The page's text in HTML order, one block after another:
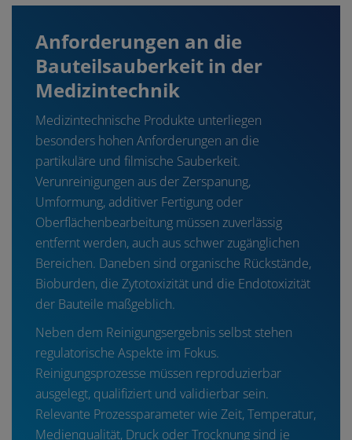
Anforderungen an die
Bauteilsauberkeit in der
Medizintechnik
Medizintechnische Produkte unterliegen
besonders hohen Anforderungen an die
partikuläre und filmische Sauberkeit.
Verunreinigungen aus der Zerspanung,
Umformung, additiver Fertigung oder
Oberflächenbearbeitung müssen zuverlässig
entfernt werden, auch aus schwer zugänglichen
Bereichen. Daneben sind organische Rückstände,
Bioburden, die Zytotoxizität und die Endotoxizität
der Bauteile maßgeblich.
Neben dem Reinigungsergebnis selbst stehen
regulatorische Aspekte im Fokus.
Reinigungsprozesse müssen reproduzierbar
ausgelegt, qualifiziert und validierbar sein.
Relevante Prozessparameter wie Zeit, Temperatur,
Medienqualität, Druck oder Trocknung sind je